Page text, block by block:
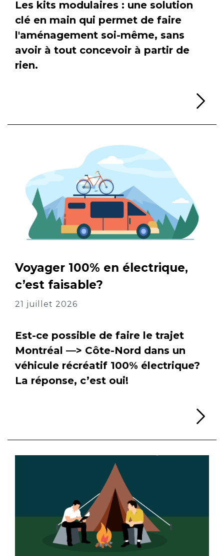
Les kits modulaires : une solution
clé en main qui permet de faire
l'aménagement soi-même, sans
avoir à tout concevoir à partir de
rien.
Voyager 100% en électrique,
c’est faisable?
21 juillet 2026
Est-ce possible de faire le trajet
Montréal —> Côte-Nord dans un
véhicule récréatif 100% électrique?
La réponse, c’est oui!